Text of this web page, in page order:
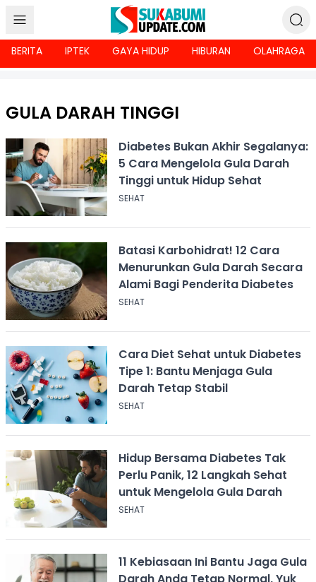
BERITA IPTEK GAYA HIDUP HIBURAN OLAHRAGA
GULA DARAH TINGGI
Diabetes Bukan Akhir Segalanya:
5 Cara Mengelola Gula Darah
Tinggi untuk Hidup Sehat
SEHAT
Batasi Karbohidrat! 12 Cara
Menurunkan Gula Darah Secara
Alami Bagi Penderita Diabetes
SEHAT
Cara Diet Sehat untuk Diabetes
Tipe 1: Bantu Menjaga Gula
Darah Tetap Stabil
SEHAT
Hidup Bersama Diabetes Tak
Perlu Panik, 12 Langkah Sehat
untuk Mengelola Gula Darah
SEHAT
11 Kebiasaan Ini Bantu Jaga Gula